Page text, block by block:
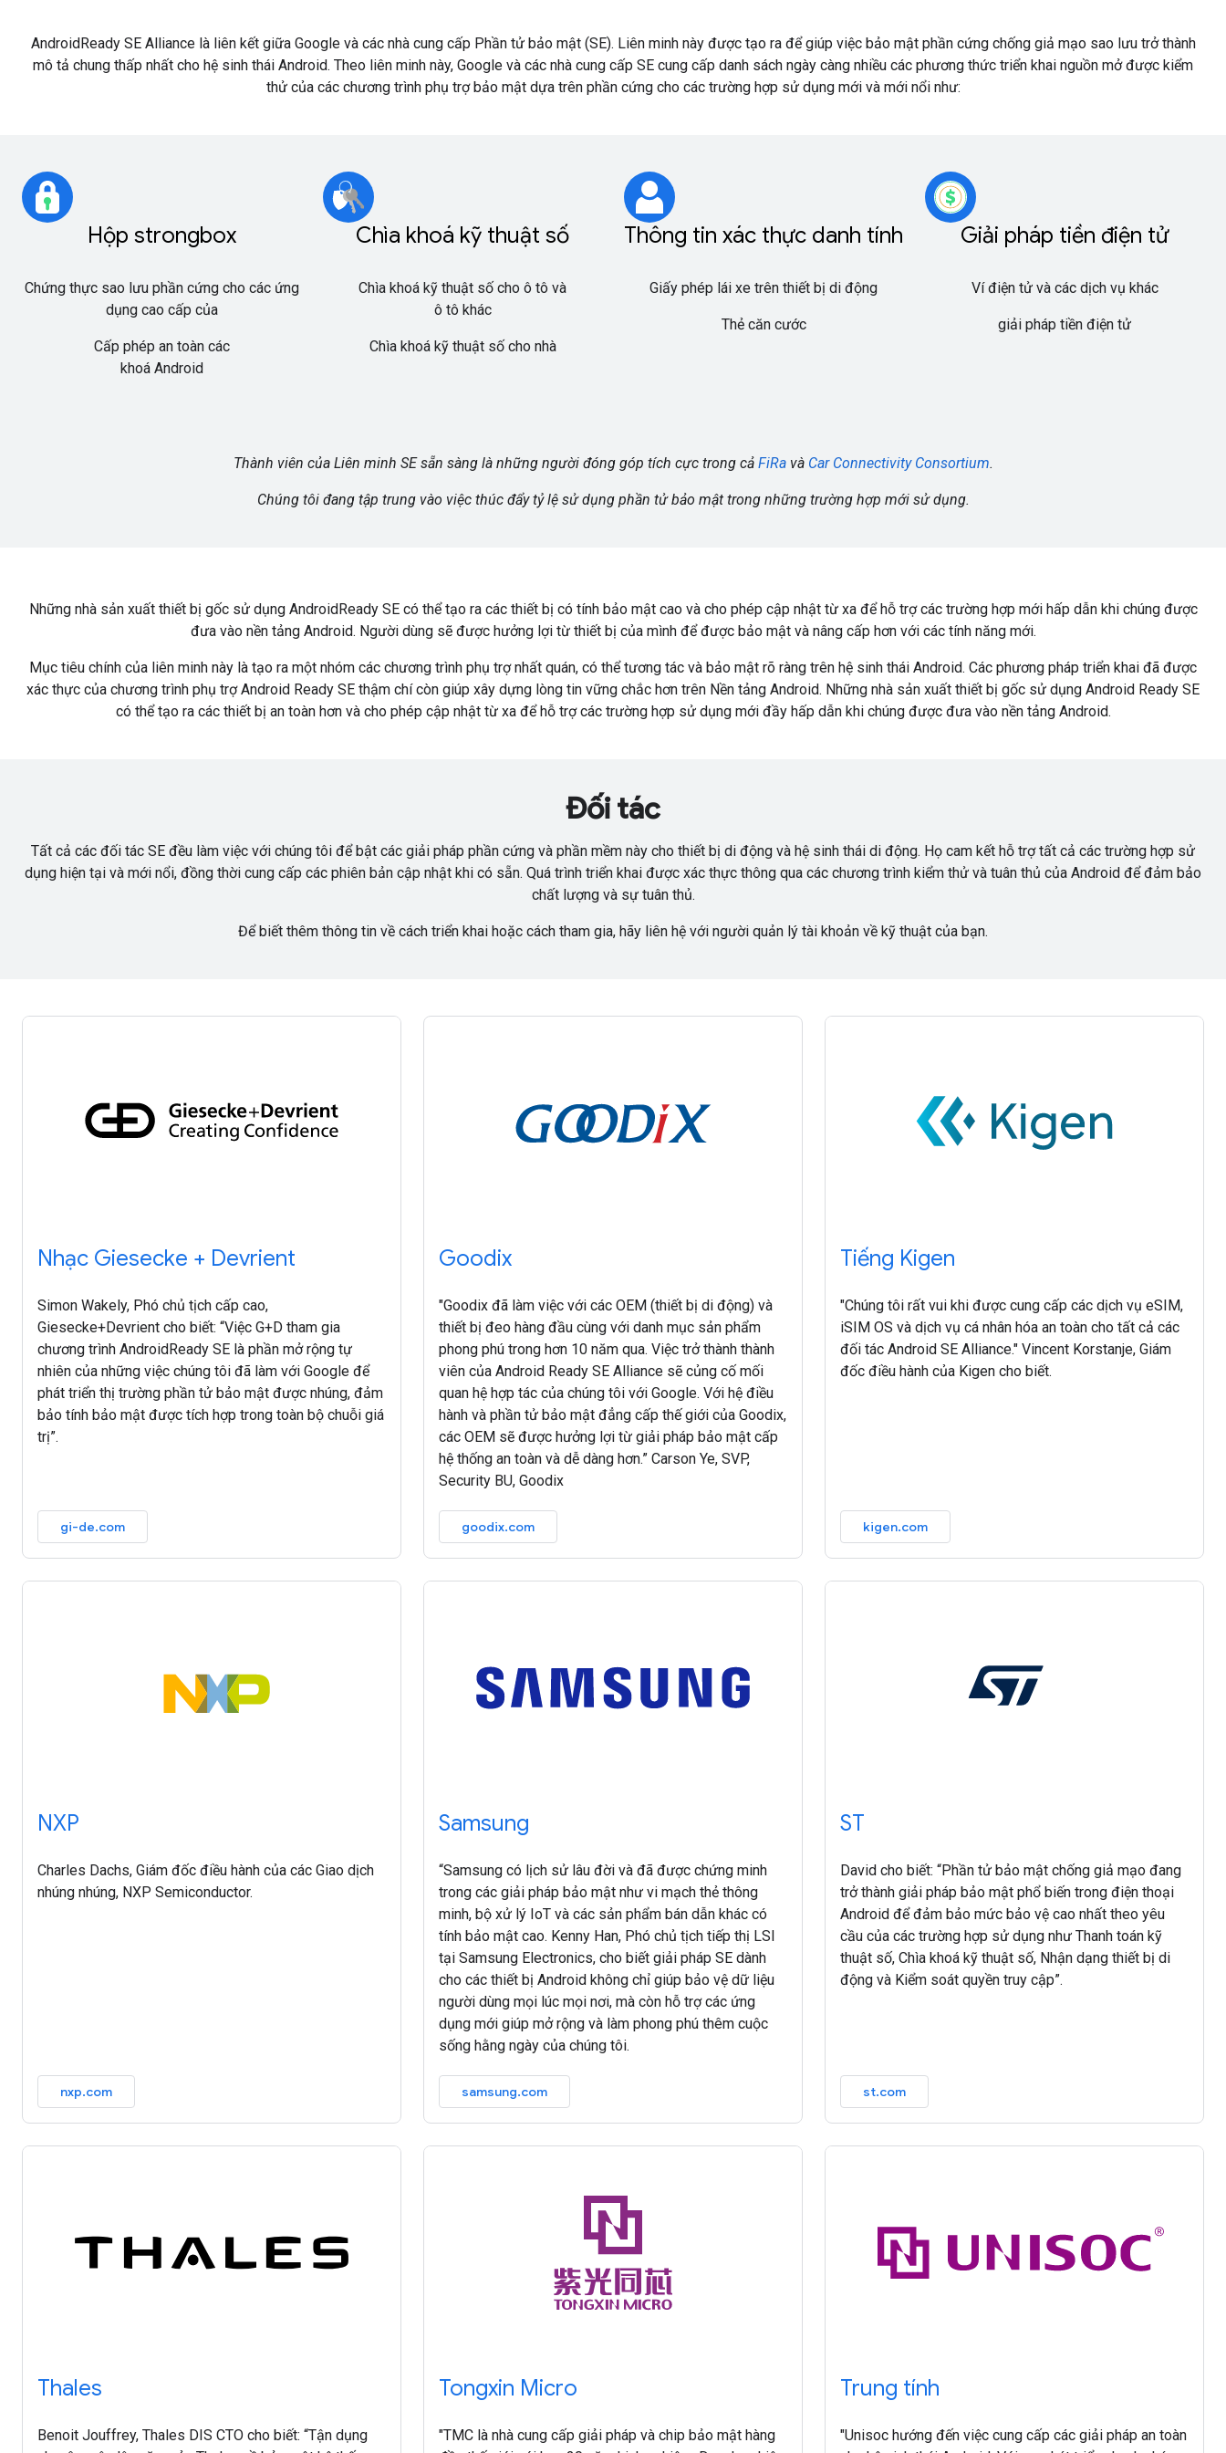
AndroidReady SE Alliance là liên kết giữa Google và các nhà cung cấp Phần tử bảo mật (SE). Liên minh này được tạo ra để giúp việc bảo mật phần cứng chống giả mạo sao lưu trở thành
mô tả chung thấp nhất cho hệ sinh thái Android. Theo liên minh này, Google và các nhà cung cấp SE cung cấp danh sách ngày càng nhiều các phương thức triển khai nguồn mở được kiểm
thử của các chương trình phụ trợ bảo mật dựa trên phần cứng cho các trường hợp sử dụng mới và mới nổi như:
Hộp strongbox
Chứng thực sao lưu phần cứng cho các ứng
dụng cao cấp của
Cấp phép an toàn các
khoá Android
Chìa khoá kỹ thuật số
Chìa khoá kỹ thuật số cho ô tô và
ô tô khác
Chìa khoá kỹ thuật số cho nhà
Thông tin xác thực danh tính
Giấy phép lái xe trên thiết bị di động
Thẻ căn cước
Giải pháp tiền điện tử
Ví điện tử và các dịch vụ khác
giải pháp tiền điện tử
Thành viên của Liên minh SE sẵn sàng là những người đóng góp tích cực trong cả FiRavà Car Connectivity Consortium.
Chúng tôi đang tập trung vào việc thúc đẩy tỷ lệ sử dụng phần tử bảo mật trong những trường hợp mới sử dụng.
Những nhà sản xuất thiết bị gốc sử dụng AndroidReady SE có thể tạo ra các thiết bị có tính bảo mật cao và cho phép cập nhật từ xa để hỗ trợ các trường hợp mới hấp dẫn khi chúng được
đưa vào nền tảng Android. Người dùng sẽ được hưởng lợi từ thiết bị của mình để được bảo mật và nâng cấp hơn với các tính năng mới.
Mục tiêu chính của liên minh này là tạo ra một nhóm các chương trình phụ trợ nhất quán, có thể tương tác và bảo mật rõ ràng trên hệ sinh thái Android. Các phương pháp triển khai đã được
xác thực của chương trình phụ trợ Android Ready SE thậm chí còn giúp xây dựng lòng tin vững chắc hơn trên Nền tảng Android. Những nhà sản xuất thiết bị gốc sử dụng Android Ready SE
có thể tạo ra các thiết bị an toàn hơn và cho phép cập nhật từ xa để hỗ trợ các trường hợp sử dụng mới đầy hấp dẫn khi chúng được đưa vào nền tảng Android.
Đối tác
Tất cả các đối tác SE đều làm việc với chúng tôi để bật các giải pháp phần cứng và phần mềm này cho thiết bị di động và hệ sinh thái di động. Họ cam kết hỗ trợ tất cả các trường hợp sử
dụng hiện tại và mới nổi, đồng thời cung cấp các phiên bản cập nhật khi có sẵn. Quá trình triển khai được xác thực thông qua các chương trình kiểm thử và tuân thủ của Android để đảm bảo
chất lượng và sự tuân thủ.
Để biết thêm thông tin về cách triển khai hoặc cách tham gia, hãy liên hệ với người quản lý tài khoản về kỹ thuật của bạn.
Nhạc Giesecke + Devrient
Simon Wakely, Phó chủ tịch cấp cao,
Giesecke+Devrient cho biết: “Việc G+D tham gia
chương trình AndroidReady SE là phần mở rộng tự
nhiên của những việc chúng tôi đã làm với Google để
phát triển thị trường phần tử bảo mật được nhúng, đảm
bảo tính bảo mật được tích hợp trong toàn bộ chuỗi giá
trị”.
gi-de.com
Goodix
"Goodix đã làm việc với các OEM (thiết bị di động) và
thiết bị đeo hàng đầu cùng với danh mục sản phẩm
phong phú trong hơn 10 năm qua. Việc trở thành thành
viên của Android Ready SE Alliance sẽ củng cố mối
quan hệ hợp tác của chúng tôi với Google. Với hệ điều
hành và phần tử bảo mật đẳng cấp thế giới của Goodix,
các OEM sẽ được hưởng lợi từ giải pháp bảo mật cấp
hệ thống an toàn và dễ dàng hơn.” Carson Ye, SVP,
Security BU, Goodix
goodix.com
Tiếng Kigen
"Chúng tôi rất vui khi được cung cấp các dịch vụ eSIM,
iSIM OS và dịch vụ cá nhân hóa an toàn cho tất cả các
đối tác Android SE Alliance." Vincent Korstanje, Giám
đốc điều hành của Kigen cho biết.
kigen.com
NXP
Charles Dachs, Giám đốc điều hành của các Giao dịch
nhúng nhúng, NXP Semiconductor.
nxp.com
Samsung
“Samsung có lịch sử lâu đời và đã được chứng minh
trong các giải pháp bảo mật như vi mạch thẻ thông
minh, bộ xử lý IoT và các sản phẩm bán dẫn khác có
tính bảo mật cao. Kenny Han, Phó chủ tịch tiếp thị LSI
tại Samsung Electronics, cho biết giải pháp SE dành
cho các thiết bị Android không chỉ giúp bảo vệ dữ liệu
người dùng mọi lúc mọi nơi, mà còn hỗ trợ các ứng
dụng mới giúp mở rộng và làm phong phú thêm cuộc
sống hằng ngày của chúng tôi.
samsung.com
ST
David cho biết: “Phần tử bảo mật chống giả mạo đang
trở thành giải pháp bảo mật phổ biến trong điện thoại
Android để đảm bảo mức bảo vệ cao nhất theo yêu
cầu của các trường hợp sử dụng như Thanh toán kỹ
thuật số, Chìa khoá kỹ thuật số, Nhận dạng thiết bị di
động và Kiểm soát quyền truy cập”.
st.com
Thales
Benoit Jouffrey, Thales DIS CTO cho biết: “Tận dụng
Tongxin Micro
"TMC là nhà cung cấp giải pháp và chip bảo mật hàng
Trung tính
"Unisoc hướng đến việc cung cấp các giải pháp an toàn